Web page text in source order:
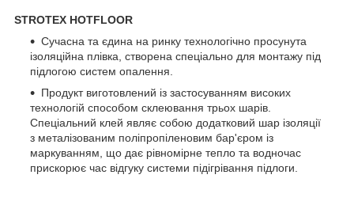
STROTEX HOTFLOOR
Сучасна та єдина на ринку технологічно просунута
ізоляційна плівка, створена спеціально для монтажу під
підлогою систем опалення.
Продукт виготовлений із застосуванням високих
технологій способом склеювання трьох шарів.
Спеціальний клей являє собою додатковий шар ізоляції
з металізованим поліпропіленовим бар'єром із
маркуванням, що дає рівномірне тепло та водночас
прискорює час відгуку системи підігрівання підлоги.